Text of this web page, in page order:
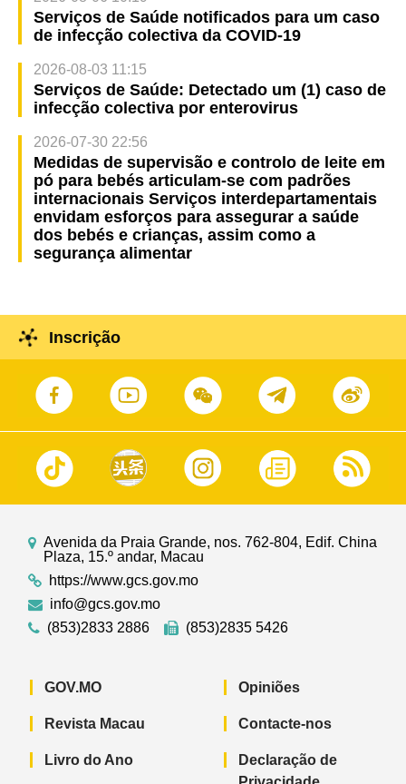
Serviços de Saúde notificados para um caso
de infecção colectiva da COVID-19
2026-08-03 11:15
Serviços de Saúde: Detectado um (1) caso de
infecção colectiva por enterovirus
2026-07-30 22:56
Medidas de supervisão e controlo de leite em
pó para bebés articulam-se com padrões
internacionais Serviços interdepartamentais
envidam esforços para assegurar a saúde
dos bebés e crianças, assim como a
segurança alimentar
Inscrição
Avenida da Praia Grande, nos. 762-804, Edif. China
Plaza, 15.º andar, Macau
https://www.gcs.gov.mo
info@gcs.gov.mo
(853)2833 2886
(853)2835 5426
GOV.MO
Revista Macau
Livro do Ano
Opiniões
Contacte-nos
Declaração de